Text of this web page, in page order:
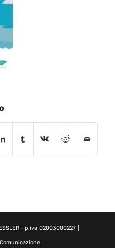
- p.iva 02003000227 |